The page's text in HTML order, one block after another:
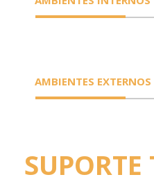
AMBIENTES EXTERNOS
SUPORTE